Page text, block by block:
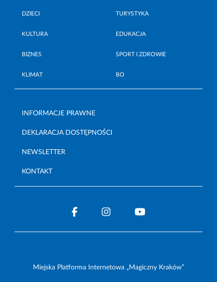
DZIECI TURYSTYKA
KULTURA EDUKACJA
BIZNES SPORT I ZDROWIE
KLIMAT BO
INFORMACJE PRAWNE
DEKLARACJA DOSTĘPNOŚCI
NEWSLETTER
KONTAKT
Miejska Platforma Internetowa „Magiczny Kraków”